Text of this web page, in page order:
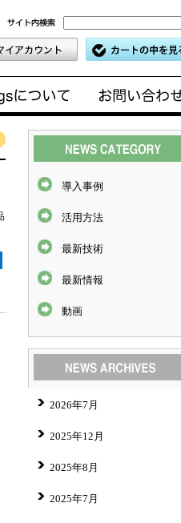
導入事例
活用方法
最新技術
最新情報
動画
2026年7月
2025年12月
2025年8月
2025年7月